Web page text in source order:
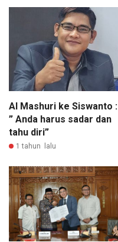
Al Mashuri ke Siswanto :
” Anda harus sadar dan
tahu diri”
1 tahun lalu